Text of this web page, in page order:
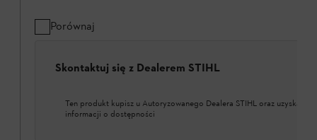
Porównaj
Skontaktuj się z Dealerem STIHL
Ten produkt kupisz u Autoryzowanego Dealera STIHL oraz uzyskasz
informacji o dostępności